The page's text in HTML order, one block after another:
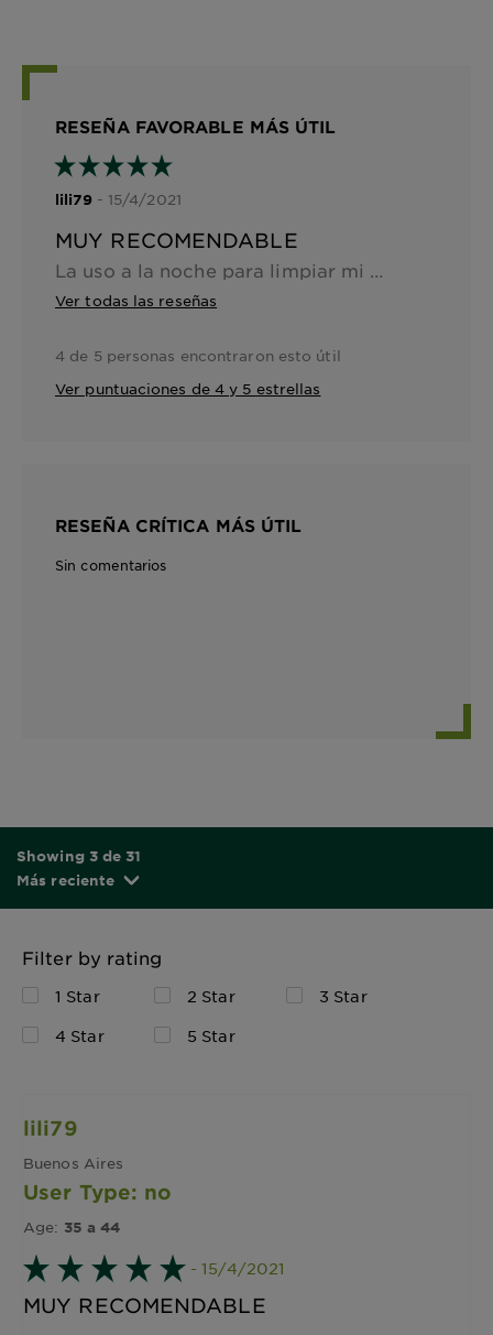
RESEÑA FAVORABLE MÁS ÚTIL
lili79- 15/4/2021
MUY RECOMENDABLE
Ver todas las reseñas
4 de 5 personas encontraron esto útil
Ver puntuaciones de 4 y 5 estrellas
RESEÑA CRÍTICA MÁS ÚTIL
Sin comentarios
Showing 3 de 31
Más reciente
Filter by rating
1 Star 2 Star
3 Star
4 Star
5 Star
lili79
Buenos Aires
User Type: no
Age: 35 a 44
- 15/4/2021
MUY RECOMENDABLE